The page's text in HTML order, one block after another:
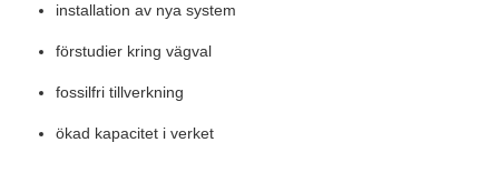
installation av nya system
förstudier kring vägval
fossilfri tillverkning
ökad kapacitet i verket